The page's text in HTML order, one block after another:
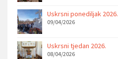
Uskrsni ponediljak 2026.
09/04/2026
Uskrsni tjedan 2026.
08/04/2026